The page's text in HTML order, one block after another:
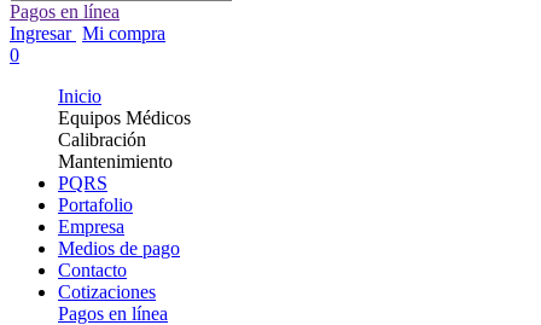
Pagos en línea
Ingresar Mi compra
0
Inicio
Equipos Médicos
Calibración
Mantenimiento
PQRS
Portafolio
Empresa
Medios de pago
Contacto
Cotizaciones
Pagos en línea